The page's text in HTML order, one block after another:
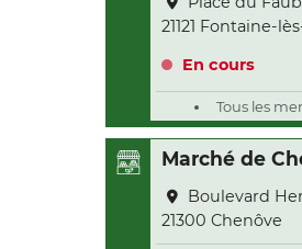
21121 Fontaine-
En cours
Tous les
Marché de
Boulevard
21300 Chenôve